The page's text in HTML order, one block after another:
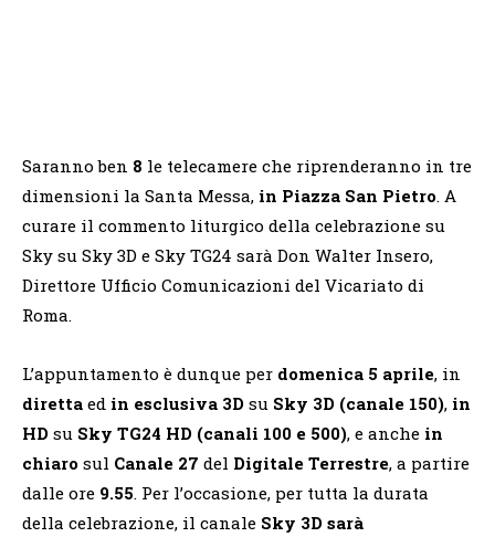
Saranno ben 8 le telecamere che riprenderanno in tre
dimensioni la Santa Messa, in Piazza San Pietro. A
curare il commento liturgico della celebrazione su
Sky su Sky 3D e Sky TG24 sarà Don Walter Insero,
Direttore Ufficio Comunicazioni del Vicariato di
Roma.
L’appuntamento è dunque per domenica 5 aprile, in
diretta ed in esclusiva 3D su Sky 3D (canale 150), in
HD su Sky TG24 HD (canali 100 e 500), e anche in
chiaro sul Canale 27 del Digitale Terrestre, a partire
dalle ore 9.55. Per l’occasione, per tutta la durata
della celebrazione, il canale Sky 3D sarà